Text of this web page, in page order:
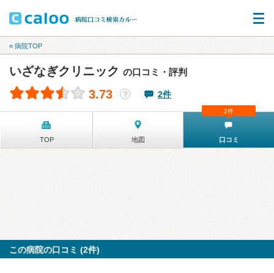
« 病院TOP
いざなぎクリニック の口コミ・評判
3.73 ？ 2件
TOP 地図 口コミ
2件
この病院の口コミ (2件)